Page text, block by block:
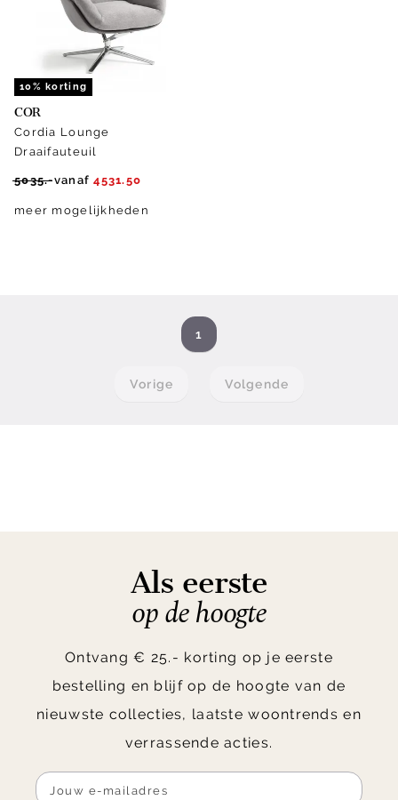
10% korting
COR
Cordia Lounge
Draaifauteuil
5035.-vanaf 4531.50
meer mogelijkheden
Vorige
1
Volgende
Als eerste
op de hoogte
Ontvang € 25.- korting op je eerste
bestelling en blijf op de hoogte van de
nieuwste collecties, laatste woontrends en
verrassende acties.